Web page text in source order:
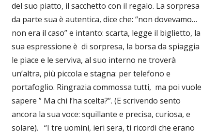
del suo piatto, il sacchetto con il regalo. La sorpresa
da parte sua è autentica, dice che: “non dovevamo…
non era il caso” e intanto: scarta, legge il biglietto, la
sua espressione è di sorpresa, la borsa da spiaggia
le piace e le serviva, al suo interno ne troverà
un’altra, più piccola e stagna: per telefono e
portafoglio. Ringrazia commossa tutti, ma poi vuole
sapere ” Ma chi l’ha scelta?”. (E scrivendo sento
ancora la sua voce: squillante e precisa, curiosa, e
solare). “I tre uomini, ieri sera, ti ricordi che erano